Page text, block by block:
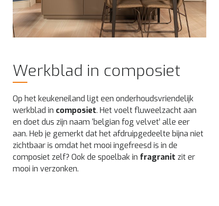
Werkblad in composiet
Op het keukeneiland ligt een onderhoudsvriendelijk
werkblad in composiet. Het voelt fluweelzacht aan
en doet dus zijn naam ‘belgian fog velvet’ alle eer
aan. Heb je gemerkt dat het afdruipgedeelte bijna niet
zichtbaar is omdat het mooi ingefreesd is in de
composiet zelf? Ook de spoelbak in fragranit zit er
mooi in verzonken.